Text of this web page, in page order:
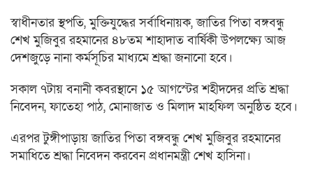
স্বাধীনতার স্থপতি, মুক্তিযুদ্ধের সর্বাধিনায়ক, জাতির পিতা বঙ্গবন্ধু
শেখ মুজিবুর রহমানের ৪৮তম শাহাদাত বার্ষিকী উপলক্ষ্যে আজ
দেশজুড়ে নানা কর্মসূচির মাধ্যমে শ্রদ্ধা জনানো হবে।
সকাল ৭টায় বনানী কবরস্থানে ১৫ আগস্টের শহীদদের প্রতি শ্রদ্ধা
নিবেদন, ফাতেহা পাঠ, মোনাজাত ও মিলাদ মাহফিল অনুষ্ঠিত হবে।
এরপর টুঙ্গীপাড়ায় জাতির পিতা বঙ্গবন্ধু শেখ মুজিবুর রহমানের
সমাধিতে শ্রদ্ধা নিবেদন করবেন প্রধানমন্ত্রী শেখ হাসিনা।